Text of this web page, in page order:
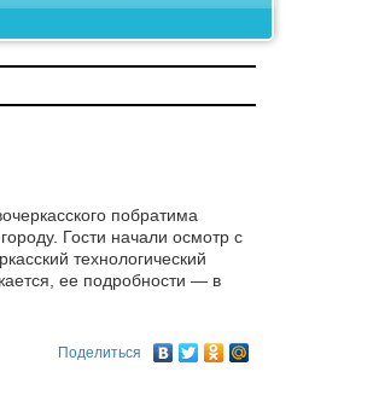
побратима
Гости начали осмотр с
технологический
ее подробности — в
Поделиться